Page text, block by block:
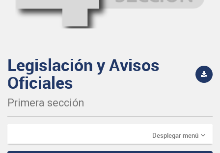
Legislación y Avisos
Oficiales
Primera sección
Desplegar menú